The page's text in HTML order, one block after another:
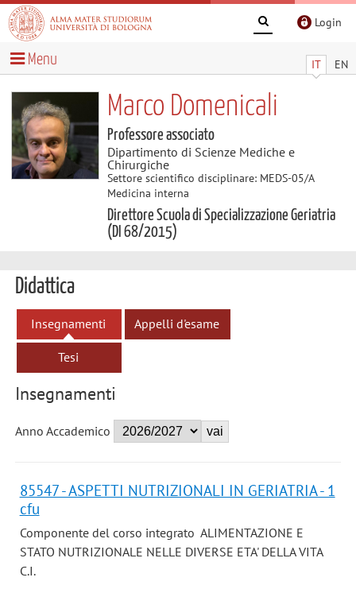
Login
IT EN
Menu
Marco Domenicali
Professore associato
Dipartimento di Scienze Mediche e
Chirurgiche
Settore scientifico disciplinare: MEDS-05/A
Medicina interna
Direttore Scuola di Specializzazione Geriatria
(DI 68/2015)
Didattica
Insegnamenti Appelli d'esame
Tesi
Insegnamenti
Anno Accademico
85547 - ASPETTI NUTRIZIONALI IN GERIATRIA - 1
cfu
Componente del corso integrato ALIMENTAZIONE E
STATO NUTRIZIONALE NELLE DIVERSE ETA' DELLA VITA
C.I.